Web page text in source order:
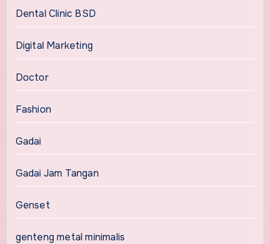
Dental Clinic BSD
Digital Marketing
Doctor
Fashion
Gadai
Gadai Jam Tangan
Genset
genteng metal minimalis